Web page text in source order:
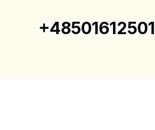
+48501612501